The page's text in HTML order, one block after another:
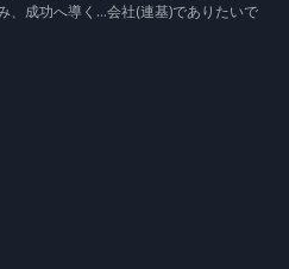
、成功へ導く…会社(連基)でありたいで